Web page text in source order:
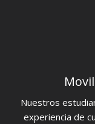
Nuestros
experiencia de